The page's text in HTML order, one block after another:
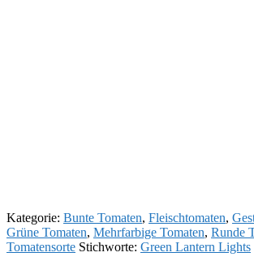
Kategorie: Bunte Tomaten, Fleischtomaten,
Grüne Tomaten, Mehrfarbige Tomaten, Runde
Tomatensorte Stichworte: Green Lantern Lights